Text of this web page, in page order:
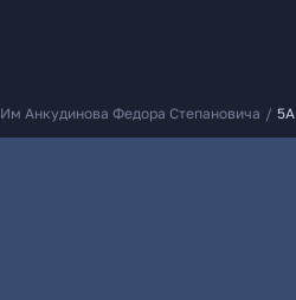
Им Анкудинова Федора Степановича / 5А